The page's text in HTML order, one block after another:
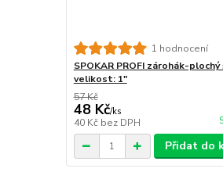
1 hodnocení
SPOKAR PROFI zárohák-
velikost: 1"
57 Kč
48 Kč/ks
40 Kč bez DPH
Přidat do